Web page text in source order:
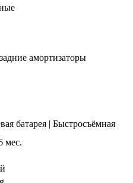
амортизаторы
батарея | Быстросъёмная
мес.